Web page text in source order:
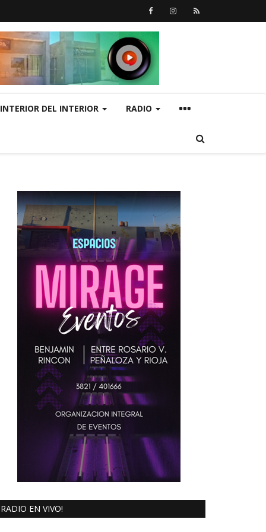
INTERIOR DEL INTERIOR RADIO
RADIO EN VIVO!